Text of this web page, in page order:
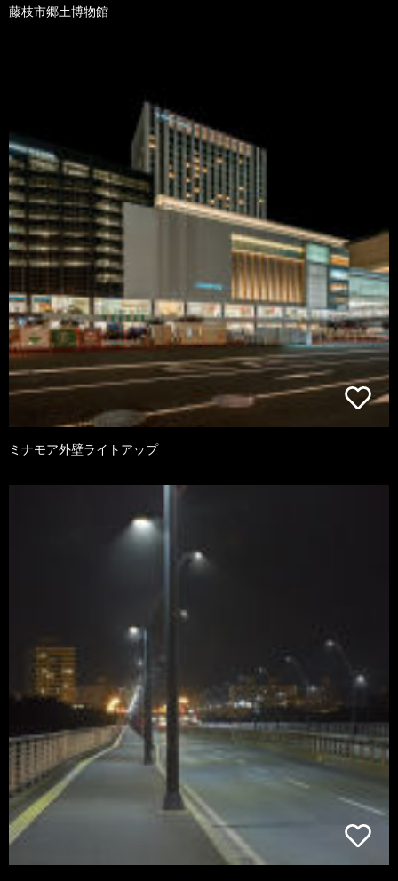
藤枝市郷土博物館
ミナモア外壁ライトアップ